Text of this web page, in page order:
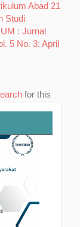
Abad 21
Studi
: Jurnal
5 No. 3: April
for this